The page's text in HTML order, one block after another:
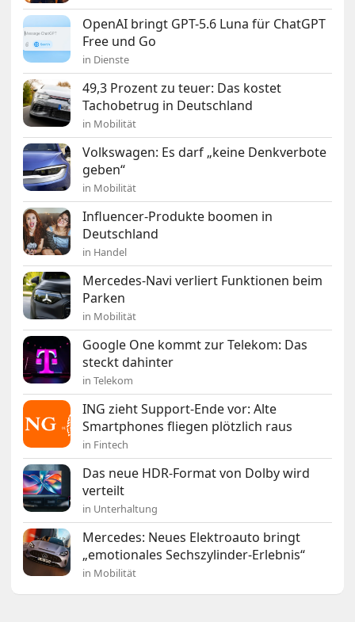
OpenAI bringt GPT-5.6 Luna für ChatGPT
Free und Go
in Dienste
49,3 Prozent zu teuer: Das kostet
Tachobetrug in Deutschland
in Mobilität
Volkswagen: Es darf „keine Denkverbote
geben“
in Mobilität
Influencer-Produkte boomen in
Deutschland
in Handel
Mercedes-Navi verliert Funktionen beim
Parken
in Mobilität
Google One kommt zur Telekom: Das
steckt dahinter
in Telekom
ING zieht Support-Ende vor: Alte
Smartphones fliegen plötzlich raus
in Fintech
Das neue HDR-Format von Dolby wird
verteilt
in Unterhaltung
Mercedes: Neues Elektroauto bringt
„emotionales Sechszylinder-Erlebnis“
in Mobilität